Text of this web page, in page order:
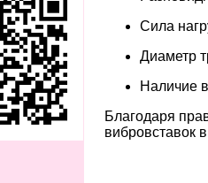
Сила
Диаметр
Наличие
Благодаря
вибровставок